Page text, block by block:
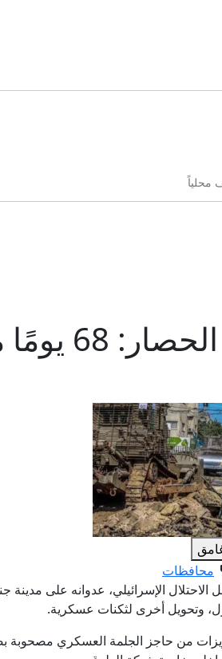
محلياً
جنين تحت
محافظات
وتحويل أخرى لثكنات عسكرية.
من حاجز الجلمة العسكري مصحوبة